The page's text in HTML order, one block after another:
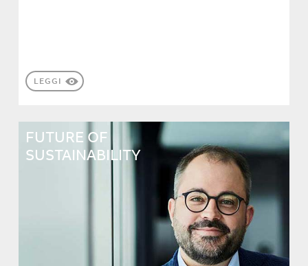
LEGGI
FUTURE OF
SUSTAINABILITY